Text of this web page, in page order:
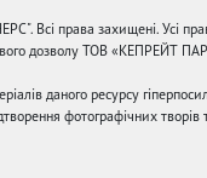
Всі права захищені. Усі
дозволу ТОВ «КЕПРЕЙТ
даного ресурсу
фотографічних